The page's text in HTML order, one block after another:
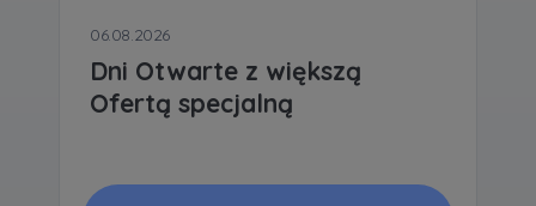
06.08.2026
Dni Otwarte z większą
Ofertą specjalną